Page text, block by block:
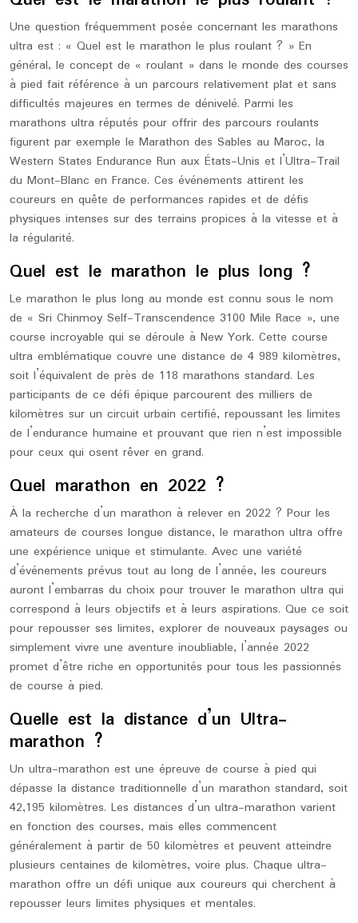
Une question fréquemment posée concernant les marathons
ultra est : « Quel est le marathon le plus roulant ? » En
général, le concept de « roulant » dans le monde des courses
à pied fait référence à un parcours relativement plat et sans
difficultés majeures en termes de dénivelé. Parmi les
marathons ultra réputés pour offrir des parcours roulants
figurent par exemple le Marathon des Sables au Maroc, la
Western States Endurance Run aux États-Unis et l’Ultra-Trail
du Mont-Blanc en France. Ces événements attirent les
coureurs en quête de performances rapides et de défis
physiques intenses sur des terrains propices à la vitesse et à
la régularité.
Quel est le marathon le plus long ?
Le marathon le plus long au monde est connu sous le nom
de « Sri Chinmoy Self-Transcendence 3100 Mile Race », une
course incroyable qui se déroule à New York. Cette course
ultra emblématique couvre une distance de 4 989 kilomètres,
soit l’équivalent de près de 118 marathons standard. Les
participants de ce défi épique parcourent des milliers de
kilomètres sur un circuit urbain certifié, repoussant les limites
de l’endurance humaine et prouvant que rien n’est impossible
pour ceux qui osent rêver en grand.
Quel marathon en 2022 ?
À la recherche d’un marathon à relever en 2022 ? Pour les
amateurs de courses longue distance, le marathon ultra offre
une expérience unique et stimulante. Avec une variété
d’événements prévus tout au long de l’année, les coureurs
auront l’embarras du choix pour trouver le marathon ultra qui
correspond à leurs objectifs et à leurs aspirations. Que ce soit
pour repousser ses limites, explorer de nouveaux paysages ou
simplement vivre une aventure inoubliable, l’année 2022
promet d’être riche en opportunités pour tous les passionnés
de course à pied.
Quelle est la distance d’un Ultra-
marathon ?
Un ultra-marathon est une épreuve de course à pied qui
dépasse la distance traditionnelle d’un marathon standard, soit
42,195 kilomètres. Les distances d’un ultra-marathon varient
en fonction des courses, mais elles commencent
généralement à partir de 50 kilomètres et peuvent atteindre
plusieurs centaines de kilomètres, voire plus. Chaque ultra-
marathon offre un défi unique aux coureurs qui cherchent à
repousser leurs limites physiques et mentales.